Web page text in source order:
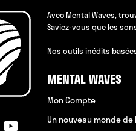
Avec Mental Waves,
Saviez-vous que les
Nos outils inédits
MENTAL WAVES
Mon Compte
Un nouveau monde